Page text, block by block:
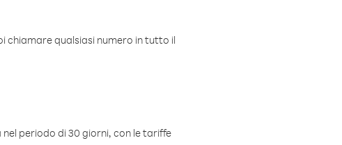
chiamare qualsiasi numero in tutto il
periodo di 30 giorni, con le tariffe